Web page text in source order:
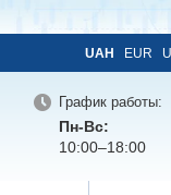
UAH EUR
График работы:
Пн-Вс:
10:00–18:00